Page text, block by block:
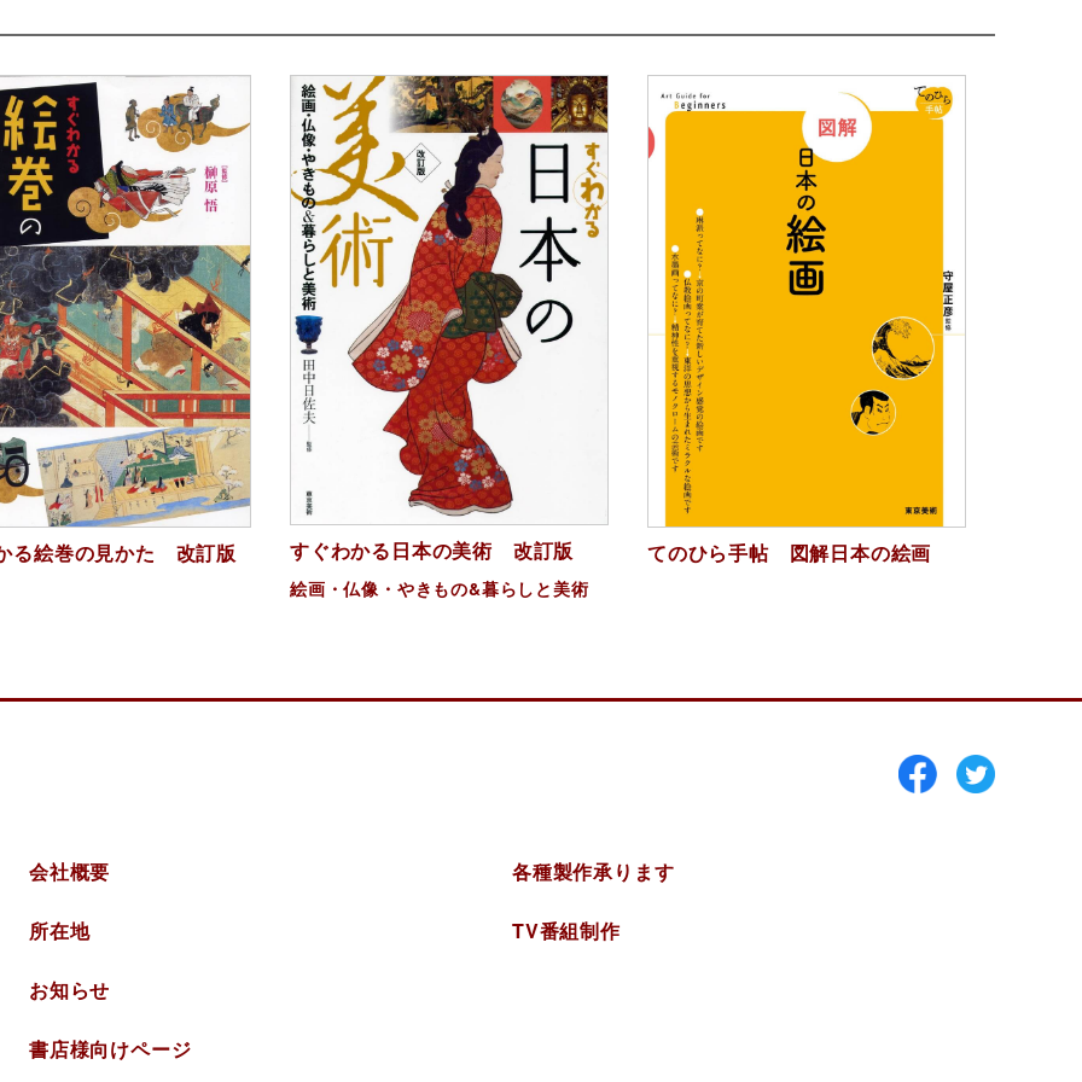
る絵巻の見かた 改訂版 すぐわかる日本の美術 改訂版
絵画・仏像・やきもの&暮らしと美術
てのひら手帖 図解日本の絵画
会社概要
所在地
お知らせ
書店様向けページ
各種製作承ります
TV番組制作